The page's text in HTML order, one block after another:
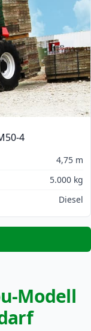
4
4,75 m
5.000 kg
Diesel
Modell